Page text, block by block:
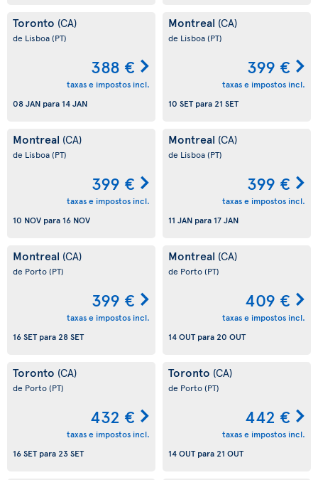
Toronto (CA)
de Lisboa(PT)
388 €
taxas e impostos incl.
08 JAN para 14 JAN
Montreal (CA)
de Lisboa(PT)
399 €
taxas e impostos incl.
10 SETpara21 SET
Montreal (CA)
de Lisboa(PT)
399 €
taxas e impostos incl.
10 NOV para 16 NOV
Montreal (CA)
de Lisboa(PT)
399 €
taxas e impostos incl.
11 JAN para 17 JAN
Montreal (CA)
de Porto(PT)
399 €
taxas e impostos incl.
16 SETpara28 SET
Montreal (CA)
de Porto(PT)
409 €
taxas e impostos incl.
14 OUTpara20 OUT
Toronto (CA)
de Porto(PT)
432 €
taxas e impostos incl.
16 SETpara23 SET
Toronto (CA)
de Porto(PT)
442 €
taxas e impostos incl.
14 OUTpara21 OUT